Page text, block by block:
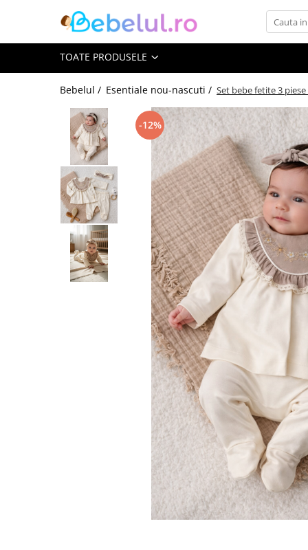
Toate Produsele
Jucarii cu telecomanda (RC)
Masinute R/C
Avioane si elicoptere R/C
Camioane R/C
Motociclete R/C
Utilaje constructii R/C
Interactive, educative si muzicale
TOATE PRODUSELE
Bebelul / Esentiale nou-nascuti / Set bebe fetite 3
-12%